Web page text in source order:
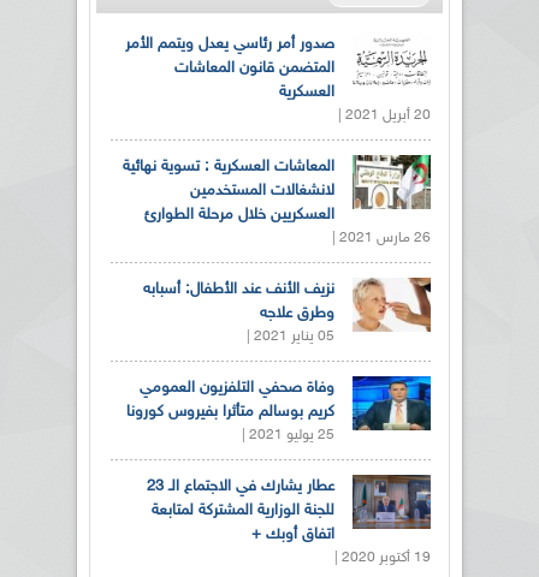
صدور أمر رئاسي يعدل ويتمم الأمر
المتضمن قانون المعاشات
العسكرية
20 أبريل 2021 |
المعاشات العسكرية : تسوية نهائية
لانشغالات المستخدمين
العسكريين خلال مرحلة الطوارئ
26 مارس 2021 |
نزيف الأنف عند الأطفال: أسبابه
وطرق علاجه
05 يناير 2021 |
وفاة صحفي التلفزيون العمومي
كريم بوسالم متأثرا بفيروس كورونا
25 يوليو 2021 |
عطار يشارك في الاجتماع الـ 23
للجنة الوزارية المشتركة لمتابعة
اتفاق أوبك +
19 أكتوبر 2020 |